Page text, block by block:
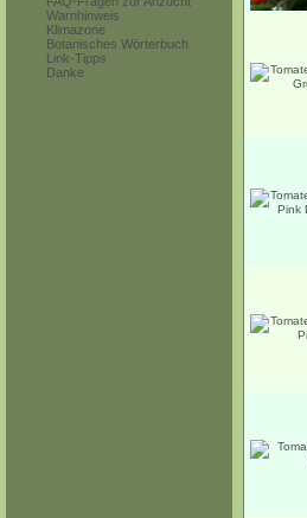
Warnhinweis
Klimazone
Botanisches Wörterbuch
Link-Tipps
Danke